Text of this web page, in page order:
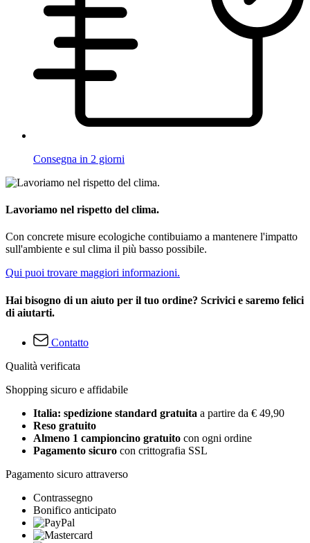
Consegna in 2 giorni
Lavoriamo nel rispetto del clima.
Con concrete misure ecologiche contibuiamo a mantenere l'impatto
sull'ambiente e sul clima il più basso possibile.
Qui puoi trovare maggiori informazioni.
Hai bisogno di un aiuto per il tuo ordine? Scrivici e saremo felici
di aiutarti.
Contatto
Qualità verificata
Shopping sicuro e affidabile
Italia: spedizione standard gratuita a partire da € 49,90
Reso gratuito
Almeno 1 campioncino gratuito con ogni ordine
Pagamento sicuro con crittografia SSL
Pagamento sicuro attraverso
Contrassegno
Bonifico anticipato